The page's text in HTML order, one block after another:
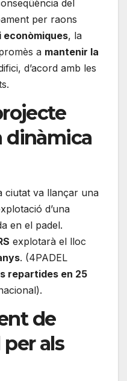
del
per raons
econòmiques, la
a mantenir la
d’acord amb les
dinàmica
ciutat va llançar una
d’una
en el padel.
explotarà el lloc
. (4PADEL
repartides en 25
de
als